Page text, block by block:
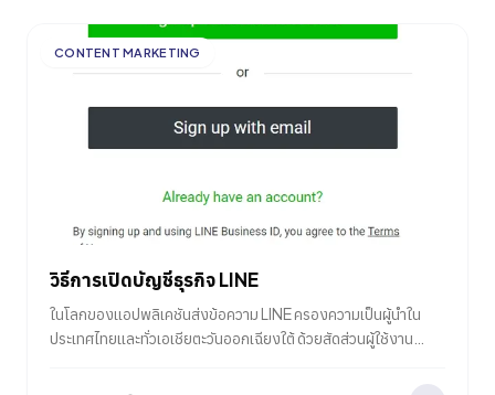
ความสำเร็จได้มากกว่าที่เคย 9…
CONTENT MARKETING
วิธีการเปิดบัญชีธุรกิจ LINE
ในโลกของแอปพลิเคชันส่งข้อความ LINE ครองความเป็นผู้นำใน
ประเทศไทยและทั่วเอเชียตะวันออกเฉียงใต้ ด้วยสัดส่วนผู้ใช้งาน